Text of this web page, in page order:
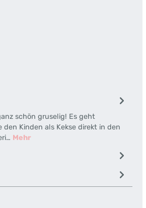
schön gruselig! Es geht
den Kinden als Kekse direkt in den
Mehr